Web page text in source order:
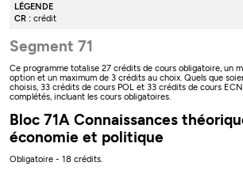
LÉGENDE
CR : crédit
Segment 71
Ce programme totalise 27 crédits de cours obligatoire, un
option et un maximum de 3 crédits au choix. Quels que
choisis, 33 crédits de cours POL et 33 crédits de cours
complétés, incluant les cours obligatoires.
Bloc 71A Connaissances
économie et politique
Obligatoire - 18 crédits.